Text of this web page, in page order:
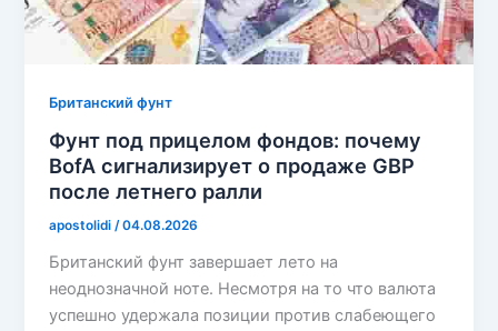
Британский фунт
Фунт под прицелом фондов: почему
BofA сигнализирует о продаже GBP
после летнего ралли
apostolidi/04.08.2026
Британский фунт завершает лето на
неоднозначной ноте. Несмотря на то что валюта
успешно удержала позиции против слабеющего